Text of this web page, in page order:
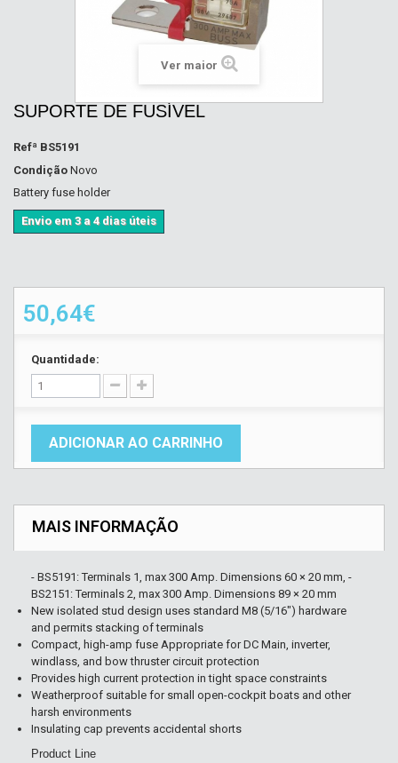
Ver maior
SUPORTE DE FUSÍVEL
Refª BS5191
Condição Novo
Battery fuse holder
Envio em 3 a 4 dias úteis
50,64€
Quantidade:
ADICIONAR AO CARRINHO
MAIS INFORMAÇÃO
- BS5191: Terminals 1, max 300 Amp. Dimensions 60 × 20 mm, -
BS2151: Terminals 2, max 300 Amp. Dimensions 89 × 20 mm
New isolated stud design uses standard M8 (5/16") hardware
and permits stacking of terminals
Compact, high-amp fuse Appropriate for DC Main, inverter,
windlass, and bow thruster circuit protection
Provides high current protection in tight space constraints
Weatherproof suitable for small open-cockpit boats and other
harsh environments
Insulating cap prevents accidental shorts
Product Line